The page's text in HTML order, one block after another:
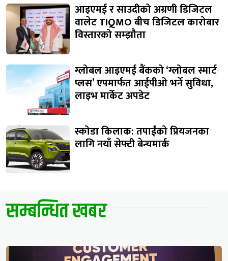
आइएमई र साउदीको अग्रणी डिजिटल
वालेट TIQMO बीच डिजिटल कारोबार
विस्तारको सम्झौता
ग्लोबल आइएमई बैंकको ‘ग्लोबल स्मार्ट
प्लस’ एपमार्फत आईपीओ भर्ने सुविधा,
लाइभ मार्केट अपडेट
स्कोडा किलाक: तपाईंको प्रियजनका
लागि नयाँ सेफ्टी बेन्चमार्क
सम्बन्धित खबर